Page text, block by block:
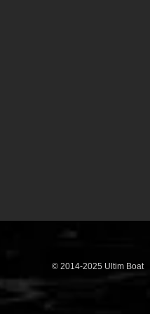
© 2014-2025 Ultim Boat